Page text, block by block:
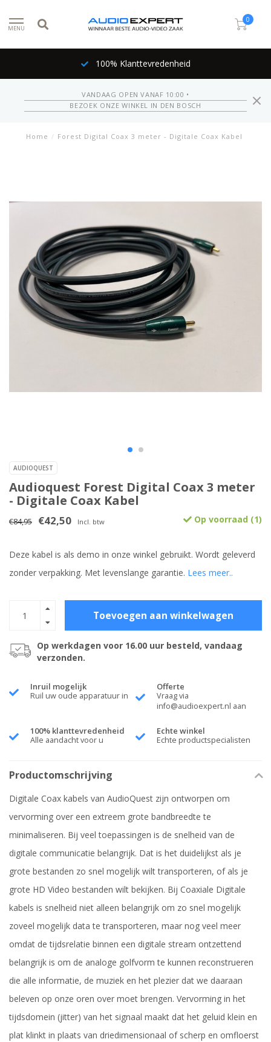
MENU
0
100% Klanttevredenheid
VANDAAG OPEN VANAF 10:00 •
BEZOEK ONZE WINKEL IN DEN BOSCH
Home / Forest Digital Coax 3 meter - Digitale Coax Kabel
AUDIOQUEST
Audioquest Forest Digital Coax 3 meter
- Digitale Coax Kabel
€84,95 €42,50 Incl. btw Op voorraad (1)
Deze kabel is als demo in onze winkel gebruikt. Wordt geleverd
zonder verpakking. Met levenslange garantie. Lees meer..
Toevoegen aan winkelwagen
Op werkdagen voor 16.00 uur besteld, vandaag
verzonden.
Inruil mogelijk
Ruil uw oude apparatuur in
Offerte
Vraag via
info@audioexpert.nl aan
100% klanttevredenheid
Alle aandacht voor u
Echte winkel
Echte productspecialisten
Productomschrijving
Digitale Coax kabels van AudioQuest zijn ontworpen om
vervorming over een extreem grote bandbreedte te
minimaliseren. Bij veel toepassingen is de snelheid van de
digitale communicatie belangrijk. Dat is het duidelijkst als je
grote bestanden zo snel mogelijk wilt transporteren, of als je
grote HD Video bestanden wilt bekijken. Bij Coaxiale Digitale
kabels is snelheid niet alleen belangrijk om zo snel mogelijk
zoveel mogelijk data te transporteren, maar nog veel meer
omdat de tijdsrelatie binnen een digitale stream ontzettend
belangrijk is om de analoge golfvorm te kunnen reconstrueren
die alle informatie, de muziek en het plezier dat we daaraan
beleven op onze oren over moet brengen. Vervorming in het
tijdsdomein (jitter) van het signaal maakt dat het geluid klein en
plat klinkt in plaats van driedimensionaal of scherp en omfloerst